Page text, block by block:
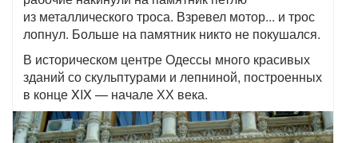
из металлического троса. Взревел мотор... и трос
лопнул. Больше на памятник никто не покушался.
В историческом центре Одессы много красивых
зданий со скульптурами и лепниной, построенных
в конце XIX — начале ХХ века.